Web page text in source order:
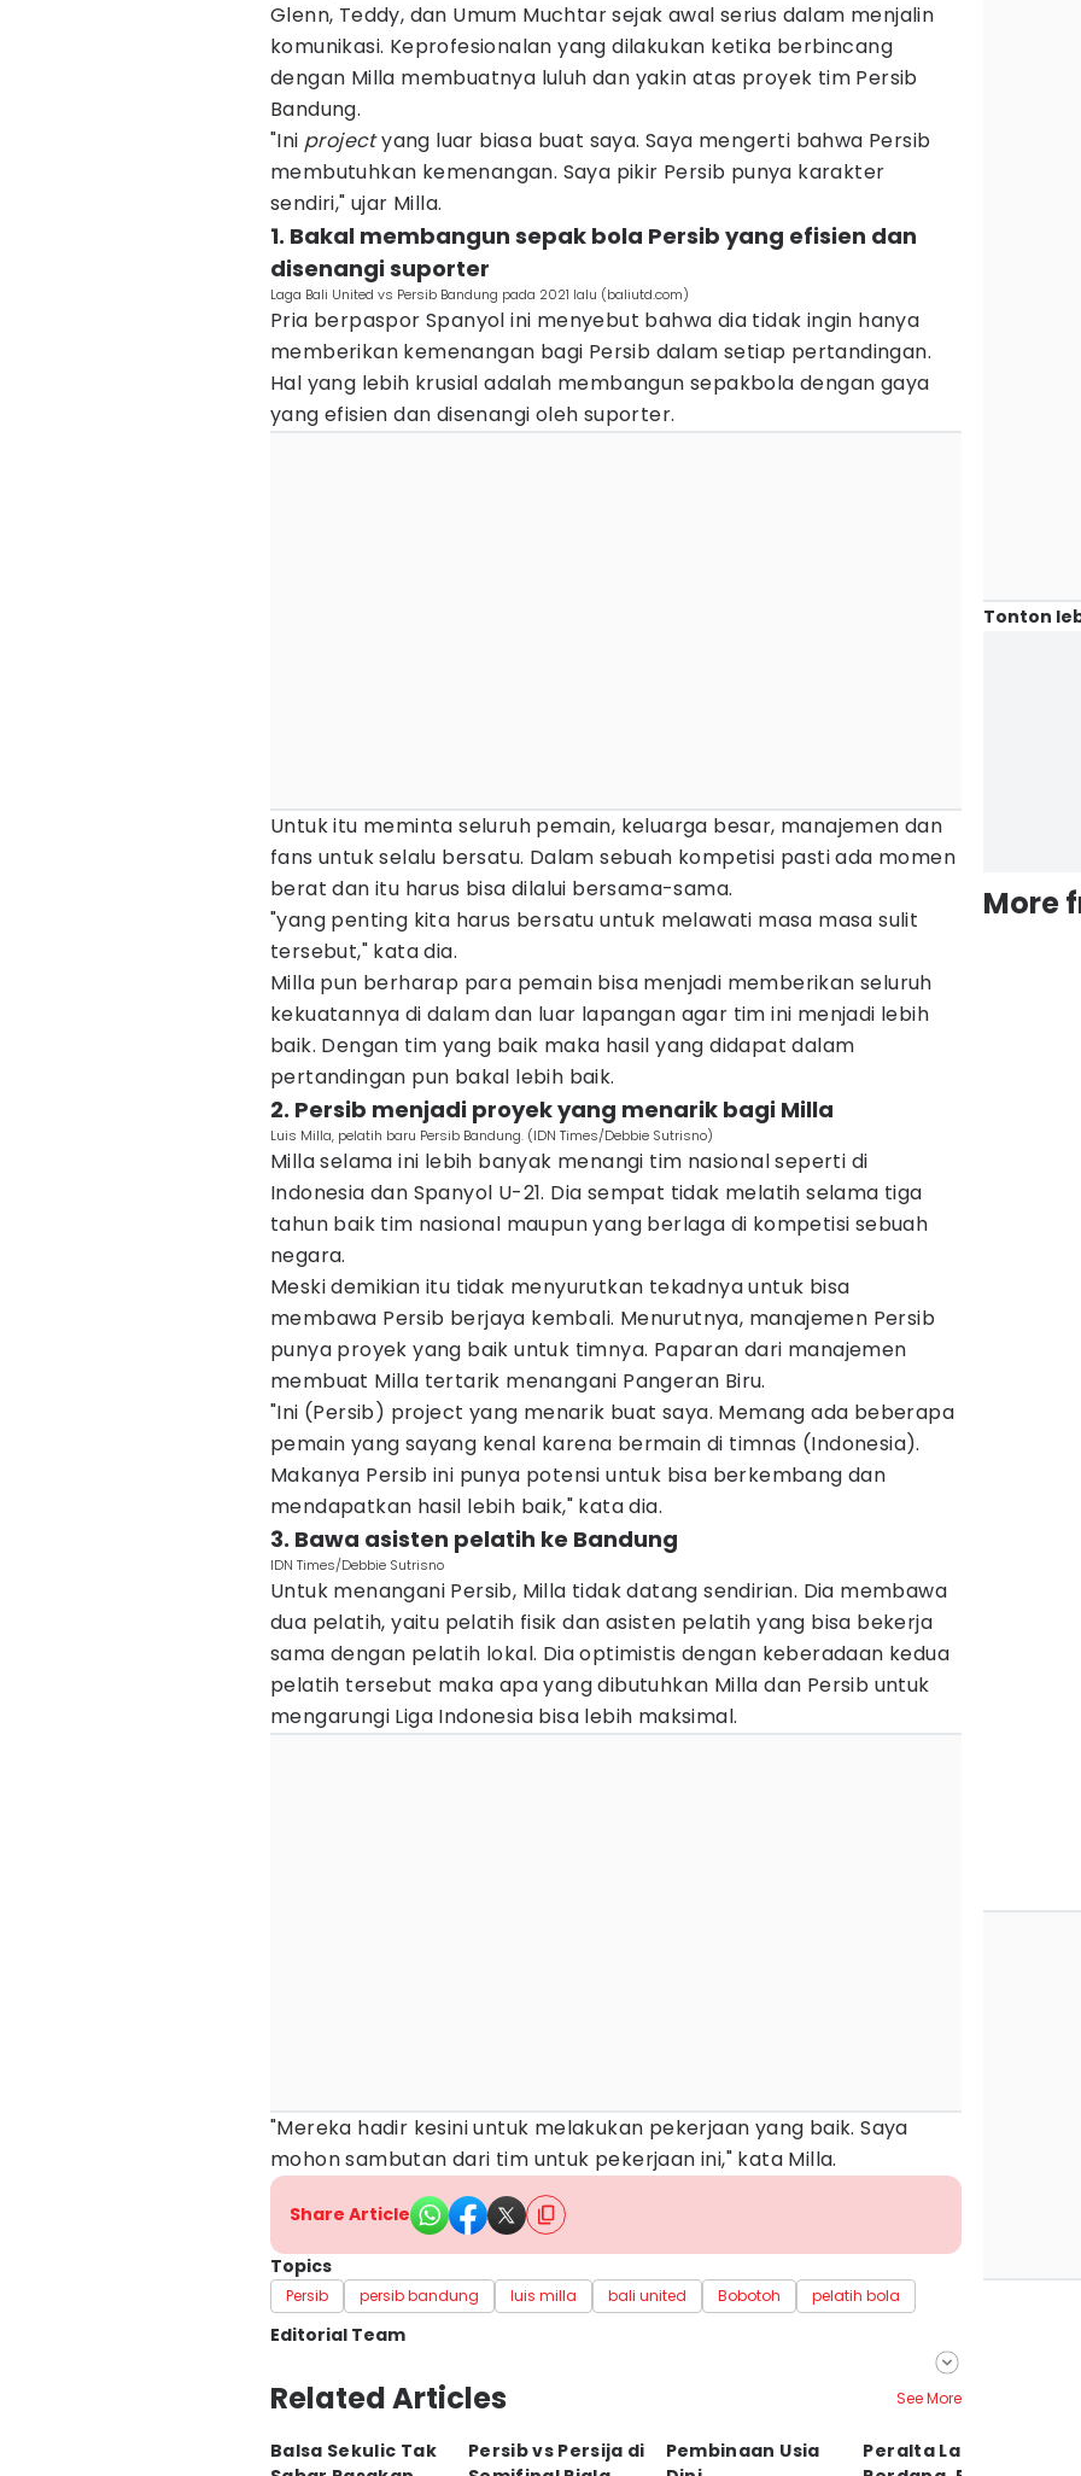
Glenn, Teddy, dan Umum Muchtar sejak awal serius dalam menjalin
komunikasi. Keprofesionalan yang dilakukan ketika berbincang
dengan Milla membuatnya luluh dan yakin atas proyek tim Persib
Bandung.
"Ini projectyang luar biasa buat saya. Saya mengerti bahwa Persib
membutuhkan kemenangan. Saya pikir Persib punya karakter
sendiri," ujar Milla.
1. Bakal membangun sepak bola Persib yang efisien dan
disenangi suporter
Laga Bali United vs Persib Bandung pada 2021 lalu (baliutd.com)
Pria berpaspor Spanyol ini menyebut bahwa dia tidak ingin hanya
memberikan kemenangan bagi Persib dalam setiap pertandingan.
Hal yang lebih krusial adalah membangun sepakbola dengan gaya
yang efisien dan disenangi oleh suporter.
Untuk itu meminta seluruh pemain, keluarga besar, manajemen dan
fans untuk selalu bersatu. Dalam sebuah kompetisi pasti ada momen
berat dan itu harus bisa dilalui bersama-sama.
"yang penting kita harus bersatu untuk melawati masa masa sulit
tersebut," kata dia.
Milla pun berharap para pemain bisa menjadi memberikan seluruh
kekuatannya di dalam dan luar lapangan agar tim ini menjadi lebih
baik. Dengan tim yang baik maka hasil yang didapat dalam
pertandingan pun bakal lebih baik.
2. Persib menjadi proyek yang menarik bagi Milla
Luis Milla, pelatih baru Persib Bandung. (IDN Times/Debbie Sutrisno)
Milla selama ini lebih banyak menangi tim nasional seperti di
Indonesia dan Spanyol U-21. Dia sempat tidak melatih selama tiga
tahun baik tim nasional maupun yang berlaga di kompetisi sebuah
negara.
Meski demikian itu tidak menyurutkan tekadnya untuk bisa
membawa Persib berjaya kembali. Menurutnya, manajemen Persib
punya proyek yang baik untuk timnya. Paparan dari manajemen
membuat Milla tertarik menangani Pangeran Biru.
"Ini (Persib) project yang menarik buat saya. Memang ada beberapa
pemain yang sayang kenal karena bermain di timnas (Indonesia).
Makanya Persib ini punya potensi untuk bisa berkembang dan
mendapatkan hasil lebih baik," kata dia.
3. Bawa asisten pelatih ke Bandung
IDN Times/Debbie Sutrisno
Untuk menangani Persib, Milla tidak datang sendirian. Dia membawa
dua pelatih, yaitu pelatih fisik dan asisten pelatih yang bisa bekerja
sama dengan pelatih lokal. Dia optimistis dengan keberadaan kedua
pelatih tersebut maka apa yang dibutuhkan Milla dan Persib untuk
mengarungi Liga Indonesia bisa lebih maksimal.
"Mereka hadir kesini untuk melakukan pekerjaan yang baik. Saya
mohon sambutan dari tim untuk pekerjaan ini," kata Milla.
Share Article
Topics
Persib persib bandung luis milla bali united Bobotoh pelatih bola
Editorial Team
Editor
Yogi Pasha
Editor
Related Articles See More
Balsa Sekulic Tak
Persib vs Persija di
Pembinaan Usia
Peralta Latihan
Tonton
More